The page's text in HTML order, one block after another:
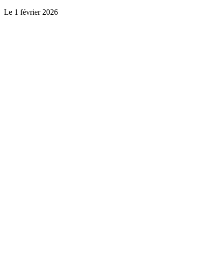
Le 1 février 2026